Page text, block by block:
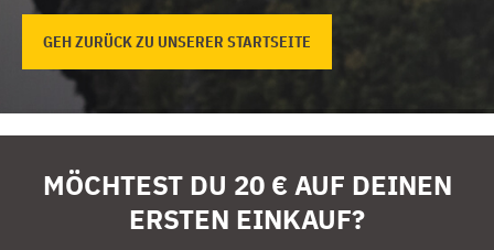
GEH ZURÜCK ZU UNSERER STARTSEITE
MÖCHTEST DU 20 € AUF DEINEN
ERSTEN EINKAUF?